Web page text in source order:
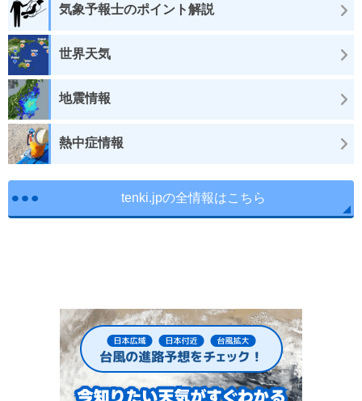
気象予報士のポイント解説
世界天気
地震情報
熱中症情報
tenki.jpの全情報はこちら